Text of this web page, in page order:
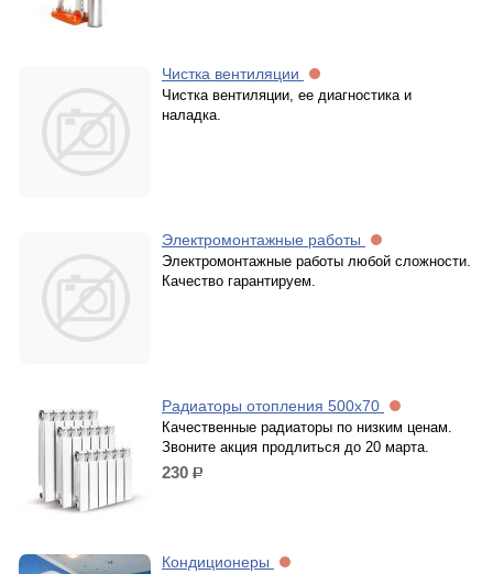
Чистка вентиляции
Чистка вентиляции, ее диагностика и
наладка.
Электромонтажные работы
Электромонтажные работы любой сложности.
Качество гарантируем.
Радиаторы отопления 500х70
Качественные радиаторы по низким ценам.
Звоните акция продлиться до 20 марта.
230 р.
Кондиционеры